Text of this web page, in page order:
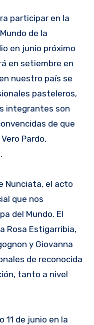
de la
en junio próximo
en setiembre en
nuestro país se
pasteleros,
integrantes son
de que
Pardo,
Nunciata, el acto
que nos
del Mundo. El
Rosa Estigarribia,
y Giovanna
de reconocida
tanto a nivel
11 de junio en la